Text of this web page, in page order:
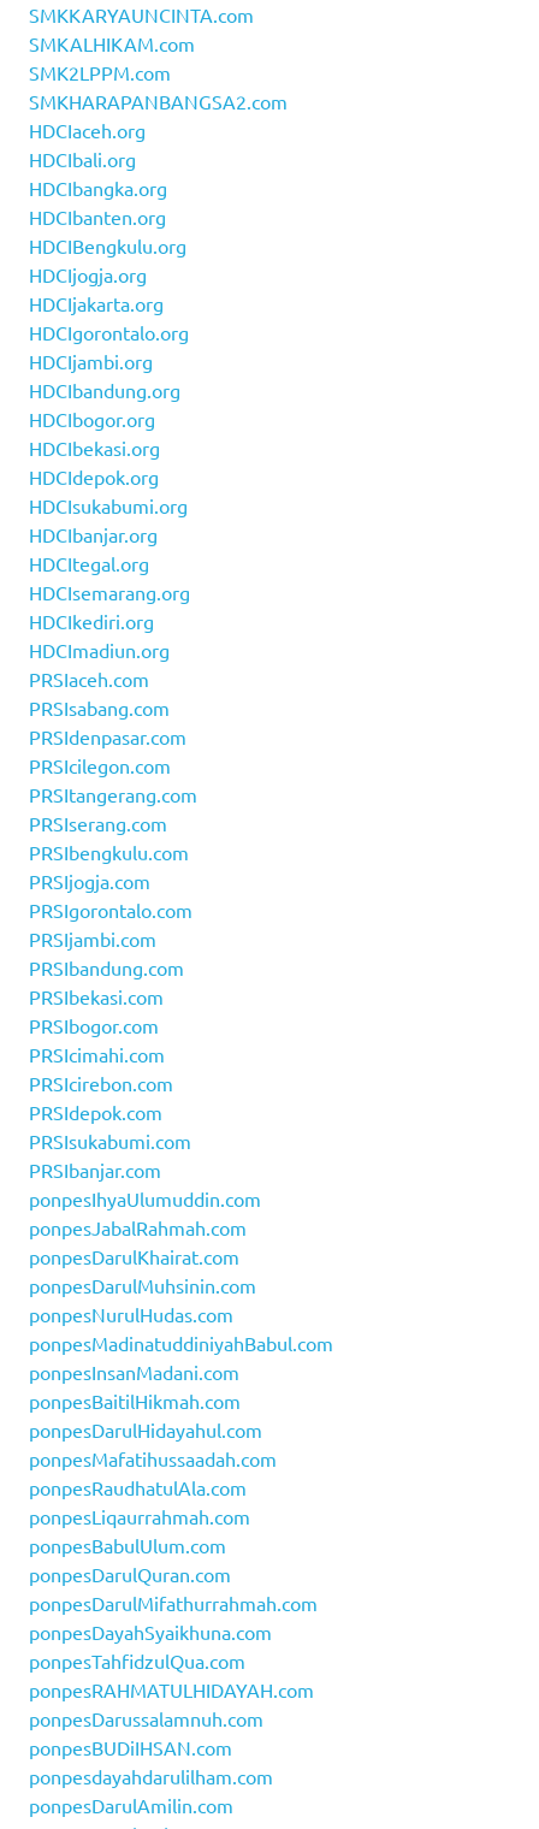
SMKKARYAUNCINTA.com
SMKALHIKAM.com
SMK2LPPM.com
SMKHARAPANBANGSA2.com
HDCIaceh.org
HDCIbali.org
HDCIbangka.org
HDCIbanten.org
HDCIBengkulu.org
HDCIjogja.org
HDCIjakarta.org
HDCIgorontalo.org
HDCIjambi.org
HDCIbandung.org
HDCIbogor.org
HDCIbekasi.org
HDCIdepok.org
HDCIsukabumi.org
HDCIbanjar.org
HDCItegal.org
HDCIsemarang.org
HDCIkediri.org
HDCImadiun.org
PRSIaceh.com
PRSIsabang.com
PRSIdenpasar.com
PRSIcilegon.com
PRSItangerang.com
PRSIserang.com
PRSIbengkulu.com
PRSIjogja.com
PRSIgorontalo.com
PRSIjambi.com
PRSIbandung.com
PRSIbekasi.com
PRSIbogor.com
PRSIcimahi.com
PRSIcirebon.com
PRSIdepok.com
PRSIsukabumi.com
PRSIbanjar.com
ponpesIhyaUlumuddin.com
ponpesJabalRahmah.com
ponpesDarulKhairat.com
ponpesDarulMuhsinin.com
ponpesNurulHudas.com
ponpesMadinatuddiniyahBabul.com
ponpesInsanMadani.com
ponpesBaitilHikmah.com
ponpesDarulHidayahul.com
ponpesMafatihussaadah.com
ponpesRaudhatulAla.com
ponpesLiqaurrahmah.com
ponpesBabulUlum.com
ponpesDarulQuran.com
ponpesDarulMifathurrahmah.com
ponpesDayahSyaikhuna.com
ponpesTahfidzulQua.com
ponpesRAHMATULHIDAYAH.com
ponpesDarussalamnuh.com
ponpesBUDiIHSAN.com
ponpesdayahdarulilham.com
ponpesDarulAmilin.com